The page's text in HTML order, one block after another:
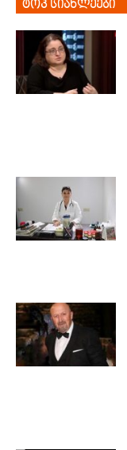
ტოპ სიახლეები